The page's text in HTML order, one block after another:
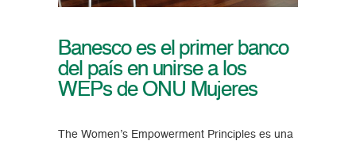
Banesco es el primer banco
del país en unirse a los
WEPs de ONU Mujeres
The Women’s Empowerment Principles es una